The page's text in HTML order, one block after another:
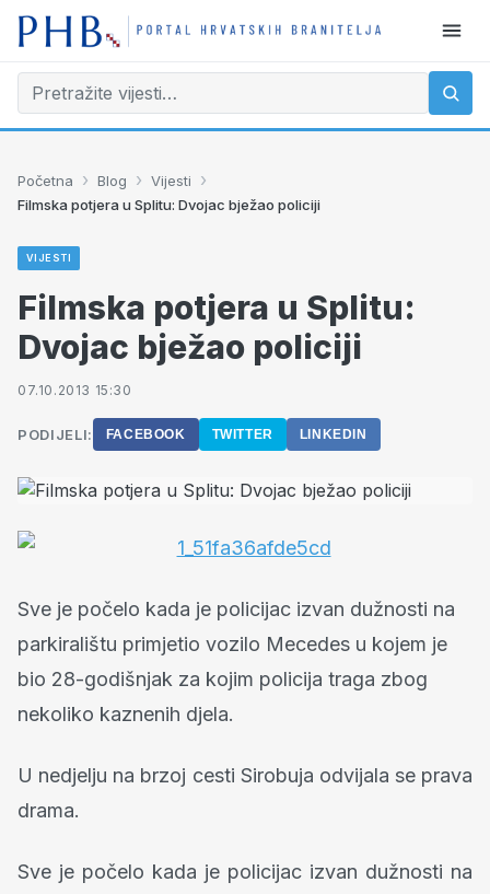
Početna › Blog › Vijesti ›
Filmska potjera u Splitu: Dvojac bježao policiji
VIJESTI
Filmska potjera u Splitu:
Dvojac bježao policiji
07.10.2013 15:30
PODIJELI: FACEBOOK TWITTER LINKEDIN
Sve je počelo kada je policijac izvan dužnosti na
parkiralištu primjetio vozilo Mecedes u kojem je
bio 28-godišnjak za kojim policija traga zbog
nekoliko kaznenih djela.
U nedjelju na brzoj cesti Sirobuja odvijala se prava
drama.
Sve je počelo kada je policijac izvan dužnosti na